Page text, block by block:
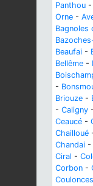
Panthou -
Orne -
Bagnoles
Beaufai -
Bellême -
-
Briouze -
- Caligny -
Ceaucé -
Chailloué
Chandai -
Ciral -
Corbon -
Coulonces